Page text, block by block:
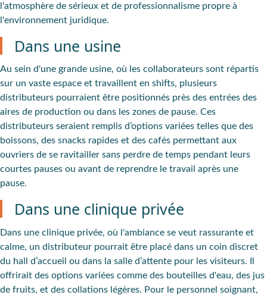
l'atmosphère de sérieux et de professionnalisme propre à
l'environnement juridique.
Dans une usine
Au sein d'une grande usine, où les collaborateurs sont répartis
sur un vaste espace et travaillent en shifts, plusieurs
distributeurs pourraient être positionnés près des entrées des
aires de production ou dans les zones de pause. Ces
distributeurs seraient remplis d’options variées telles que des
boissons, des snacks rapides et des cafés permettant aux
ouvriers de se ravitailler sans perdre de temps pendant leurs
courtes pauses ou avant de reprendre le travail après une
pause.
Dans une clinique privée
Dans une clinique privée, où l'ambiance se veut rassurante et
calme, un distributeur pourrait être placé dans un coin discret
du hall d’accueil ou dans la salle d’attente pour les visiteurs. Il
offrirait des options variées comme des bouteilles d'eau, des jus
de fruits, et des collations légères. Pour le personnel soignant,